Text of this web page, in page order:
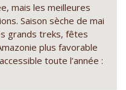
mais les meilleures
Saison sèche de mai
grands treks, fêtes
plus favorable
toute l’année :